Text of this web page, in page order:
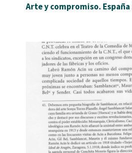
Arte y compromiso. España